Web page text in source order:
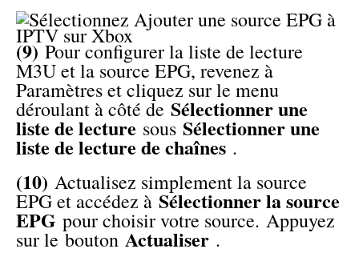
(9)Pour configurer la liste de lecture
M3U et la source EPG, revenez à
Paramètres et cliquez sur le menu
déroulant à côté de Sélectionner une
liste de lecture sous Sélectionner une
liste de lecture de chaînes .
(10) Actualisez simplement la source
EPG et accédez à Sélectionner la source
EPG pour choisir votre source. Appuyez
sur le bouton Actualiser .